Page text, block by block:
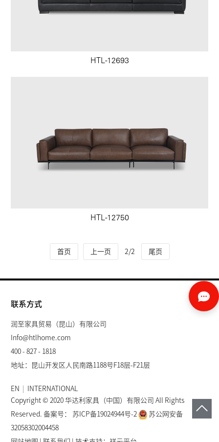
HTL-12693
HTL-12750
首页 上一页 2/2 尾页
联系方式
润至家具贸易（昆山）有限公司
Info@htlhome.com
400 - 827 - 1818
地址：昆山开发区人民南路1188号F18层-F21层
EN
INTERNATIONAL
Copyright © 2020 华达利家具（中国）有限公司 All Rights
Reserved. 备案号： 苏ICP备19024944号-2
苏公网安备
32058302004458